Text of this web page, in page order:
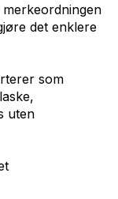
det enklere
som
uten